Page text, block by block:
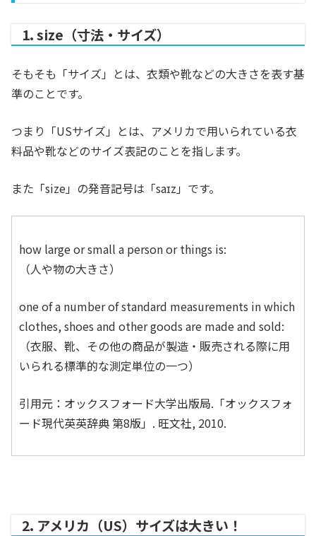
1. size（寸法・サイズ）
そもそも「サイズ」とは、衣類や靴などの大きさを表す基
準のことです。
つまり「USサイズ」とは、アメリカで用いられている衣
料品や靴などのサイズ表記のことを指します。
また「size」の発音記号は「saɪz」です。
how large or small a person or things is:
（人や物の大きさ）
one of a number of standard measurements in which
clothes, shoes and other goods are made and sold:
（衣服、靴、その他の商品が製造・販売される際に用
いられる標準的な測定単位の一つ）
引用元：オックスフォード大学出版局.「オックスフォ
ード現代英英辞典 第8版」. 旺文社, 2010.
2. アメリカ（US）サイズは大きい！